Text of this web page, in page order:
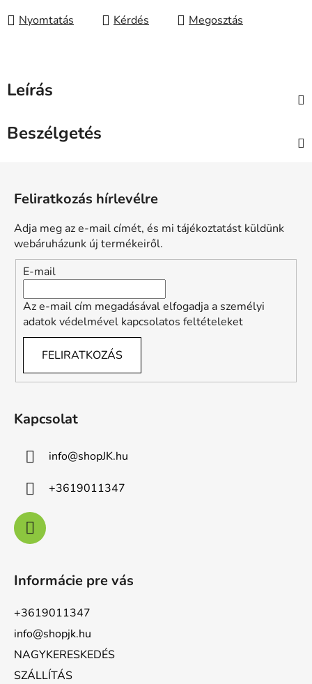
Nyomtatás Kérdés Megosztás
Leírás
Beszélgetés
Feliratkozás hírlevélre
Adja meg az e-mail címét, és mi tájékoztatást küldünk
webáruházunk új termékeiről.
E-mail
Az e-mail cím megadásával elfogadja a személyi
adatok védelmével kapcsolatos feltételeket
FELIRATKOZÁS
Kapcsolat
info@shopJK.hu
+3619011347
Informácie pre vás
+3619011347
info@shopjk.hu
NAGYKERESKEDÉS
SZÁLLÍTÁS